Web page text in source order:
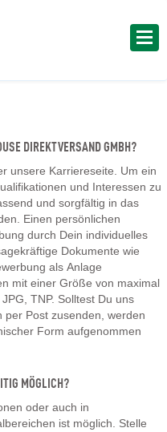
DIREKTVERSAND GMBH?
unsere Karriereseite. Um ein
und Interessen zu
und sorgfältig in das
Einen persönlichen
durch Dein individuelles
Dokumente wie
als Anlage
mit einer Größe von maximal
TNP. Solltest Du uns
per Post zusenden, werden
Form aufgenommen
MÖGLICH?
oder auch in
ist möglich. Stelle